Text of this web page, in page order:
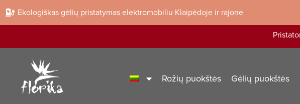
Ekologiškas gėlių pristatymas elektromobiliu Klaipėdoje ir rajone
Rožių puokštės Gėlių puokštės